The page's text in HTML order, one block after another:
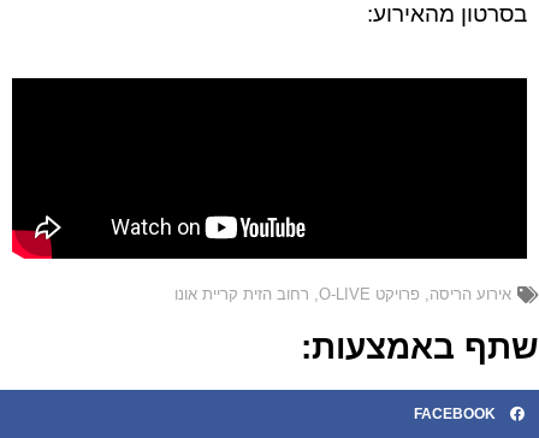
בסרטון מהאירוע:
אירוע הריסה,פרויקט O-LIVE ,רחוב הזית קריית אונו
באמצעות:
FACEBOOK